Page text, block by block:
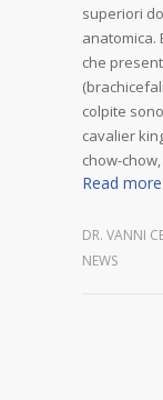
superiori
anatomica.
che
colpite
cavalier
chow-
Read more
DR. VANNI
NEWS